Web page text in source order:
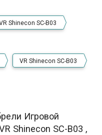
Shinecon SC-B03
VR Shinecon SC-B03
Игровой
Shinecon SC-B03 ,